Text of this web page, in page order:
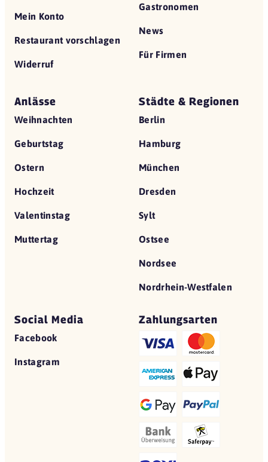
Mein Konto
Restaurant vorschlagen
Widerruf
Gastronomen
News
Für Firmen
Anlässe
Weihnachten
Geburtstag
Ostern
Hochzeit
Valentinstag
Muttertag
Städte & Regionen
Berlin
Hamburg
München
Dresden
Sylt
Ostsee
Nordsee
Nordrhein-Westfalen
Social Media
Facebook
Instagram
Zahlungsarten